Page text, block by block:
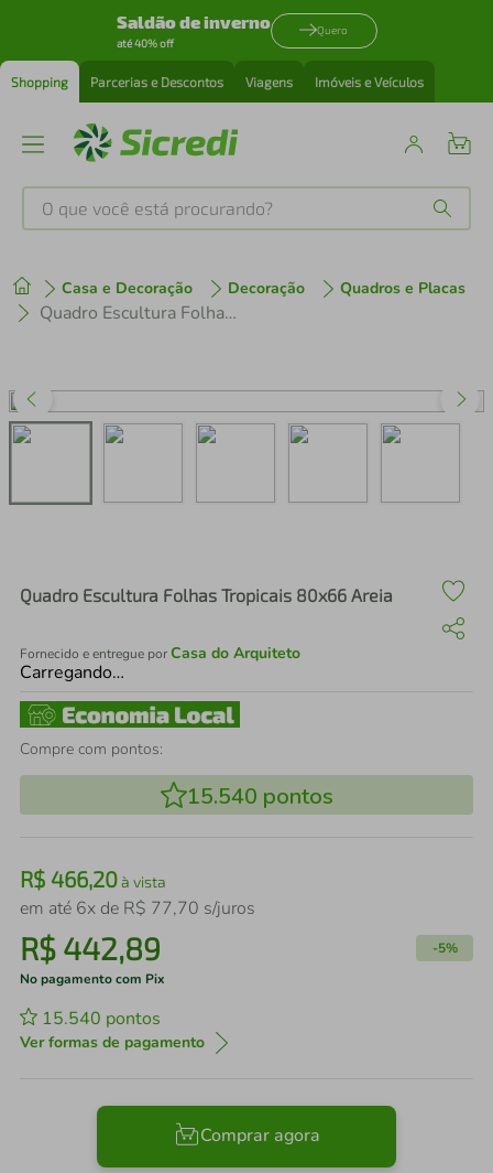
Saldão de inverno
até 40% off
Quero
Shopping Parcerias e Descontos Viagens Imóveis e Veículos
O que você está procurando?
Casa e Decoração Decoração Quadros e Placas
Quadro Escultura Folhas Tropicais 80x66 Areia
Quadro Escultura Folhas Tropicais 80x66 Areia
Fornecido e entregue porCasa do Arquiteto
Carregando…
Compre com pontos:
15.540 pontos
R$ 466,20à vista
em até 6x de R$ 77,70 s/juros
R$ 442,89 -5%
No pagamento com Pix
15.540 pontos
Ver formas de pagamento
Comprar agora
1º tenis
perfume